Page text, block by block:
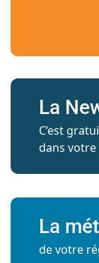
La
C’est
dans votre
La
de votre